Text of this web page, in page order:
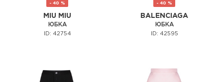
- 40 %
MIU MIU
ЮБКА
ID: 42754
- 40 %
BALENCIAGA
ЮБКА
ID: 42595